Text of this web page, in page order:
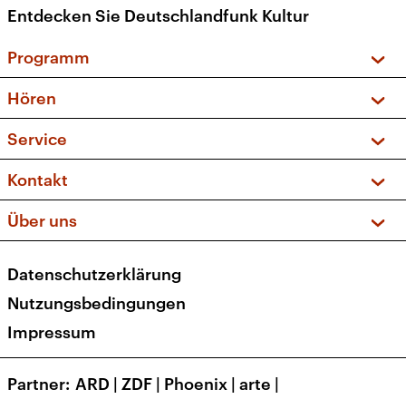
Entdecken Sie Deutschlandfunk Kultur
Programm
Sendungen und Podcasts
Musikliste
Kakadu – Das Kinderprogramm
Hören
Frequenzen (UKW + DAB+)
Service
FAQ
Apps
Newsletter
Veranstaltungen
Kontakt
Social Media
Über uns
Presse
Karriere
Transparenz
Datenschutzerklärung
Nutzungsbedingungen
Impressum
Partner ARD | ZDF | Phoenix | arte |